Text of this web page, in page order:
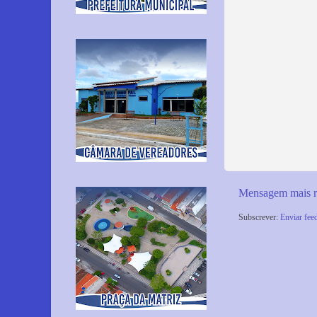
Mensagem mais
Subscrever: Enviar